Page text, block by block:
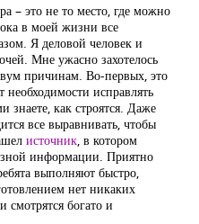
– это не то место, где можно
в моей жизни все
Я деловой человек и
Мне ужасно захотелось
причинам. Во-первых, это
исправлять
как строятся. Даже
все выравнивать, чтобы
источник , в котором
информации. Приятно
выполняют быстро,
нет никаких
богато и